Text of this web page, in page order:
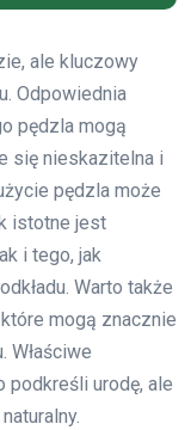
ale kluczowy
Odpowiednia
pędzla mogą
się nieskazitelna i
pędzla może
istotne jest
i tego, jak
Warto także
mogą znacznie
Właściwe
podkreśli urodę, ale